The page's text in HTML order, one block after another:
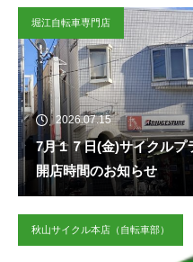
堀江自転車専門店
2026.07.15
7月１７日(金)サイクルプ
開店時間のお知らせ
秋山サイクル本店（自転車部）